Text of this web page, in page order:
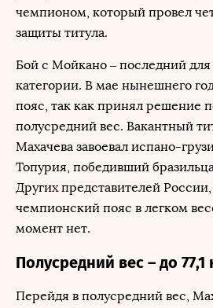
чемпионом, который провел
защиты титула.
Бой с Мойкано – последний
категории. В мае нынешнего
пояс, так как принял решение
полусредний вес. Вакантный
Махачева завоевал испано-
Топурия, победивший
Других представителей
чемпионский пояс в легком
момент нет.
Полусредний вес – до 77,1
Перейдя в полусредний вес,